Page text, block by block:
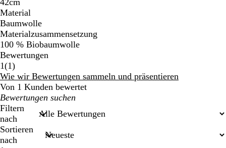
42cm
Material
Baumwolle
Materialzusammensetzung
100 % Biobaumwolle
Bewertungen
1(11
Bewertungen
)
Wie wir Bewertungen sammeln und präsentieren
Von 1 Kunden bewertet
Meine
Sucheingaben
Filtern
nach
Sortieren
nach